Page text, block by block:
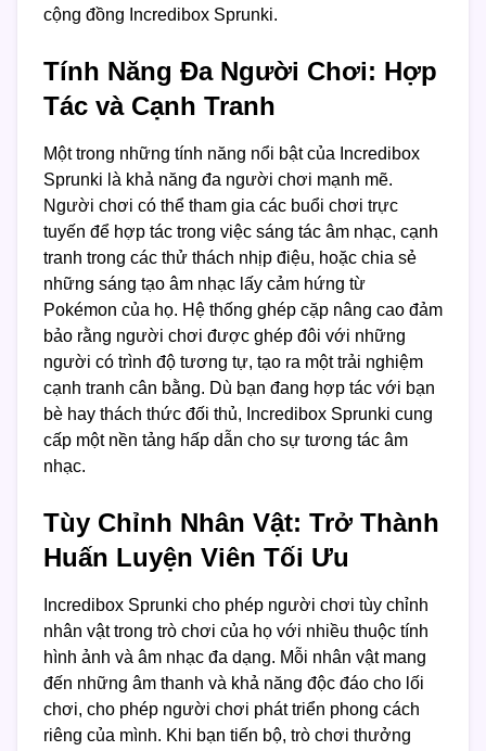
cộng đồng Incredibox Sprunki.
Tính Năng Đa Người Chơi: Hợp
Tác và Cạnh Tranh
Một trong những tính năng nổi bật của Incredibox
Sprunki là khả năng đa người chơi mạnh mẽ.
Người chơi có thể tham gia các buổi chơi trực
tuyến để hợp tác trong việc sáng tác âm nhạc, cạnh
tranh trong các thử thách nhịp điệu, hoặc chia sẻ
những sáng tạo âm nhạc lấy cảm hứng từ
Pokémon của họ. Hệ thống ghép cặp nâng cao đảm
bảo rằng người chơi được ghép đôi với những
người có trình độ tương tự, tạo ra một trải nghiệm
cạnh tranh cân bằng. Dù bạn đang hợp tác với bạn
bè hay thách thức đối thủ, Incredibox Sprunki cung
cấp một nền tảng hấp dẫn cho sự tương tác âm
nhạc.
Tùy Chỉnh Nhân Vật: Trở Thành
Huấn Luyện Viên Tối Ưu
Incredibox Sprunki cho phép người chơi tùy chỉnh
nhân vật trong trò chơi của họ với nhiều thuộc tính
hình ảnh và âm nhạc đa dạng. Mỗi nhân vật mang
đến những âm thanh và khả năng độc đáo cho lối
chơi, cho phép người chơi phát triển phong cách
riêng của mình. Khi bạn tiến bộ, trò chơi thưởng